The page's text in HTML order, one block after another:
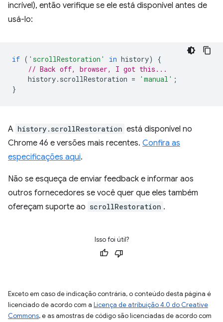
incrível), então verifique se ele está disponível antes de
usá-lo:
if ( 'scrollRestoration' in history)
{
// Back off, browser, I got this...
history. scrollRestoration = 'manual' ;
}
A history.scrollRestoration está disponível no
Chrome 46 e versões mais recentes. Confira as
especificações aqui.
Não se esqueça de enviar feedback e informar aos
outros fornecedores se você quer que eles também
ofereçam suporte ao scrollRestoration .
Isso foi útil?
Exceto em caso de indicação contrária, o conteúdo desta página é
licenciado de acordo com a Licença de atribuição 4.0 do Creative
Commons, e as amostras de código são licenciadas de acordo com